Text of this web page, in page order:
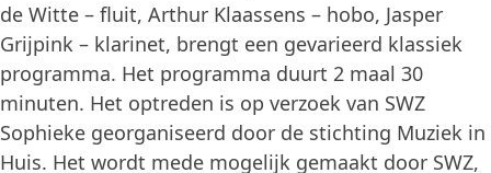
de Witte – fluit, Arthur Klaassens – hobo, Jasper
Grijpink – klarinet, brengt een gevarieerd klassiek
programma. Het programma duurt 2 maal 30
minuten. Het optreden is op verzoek van SWZ
Sophieke georganiseerd door de stichting Muziek in
Huis. Het wordt mede mogelijk gemaakt door SWZ,